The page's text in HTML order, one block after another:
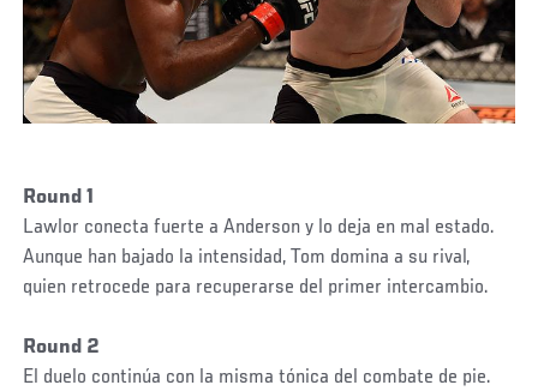
Round 1
Lawlor conecta fuerte a Anderson y lo deja en mal estado.
Aunque han bajado la intensidad, Tom domina a su rival,
quien retrocede para recuperarse del primer intercambio.
Round 2
El duelo continúa con la misma tónica del combate de pie.